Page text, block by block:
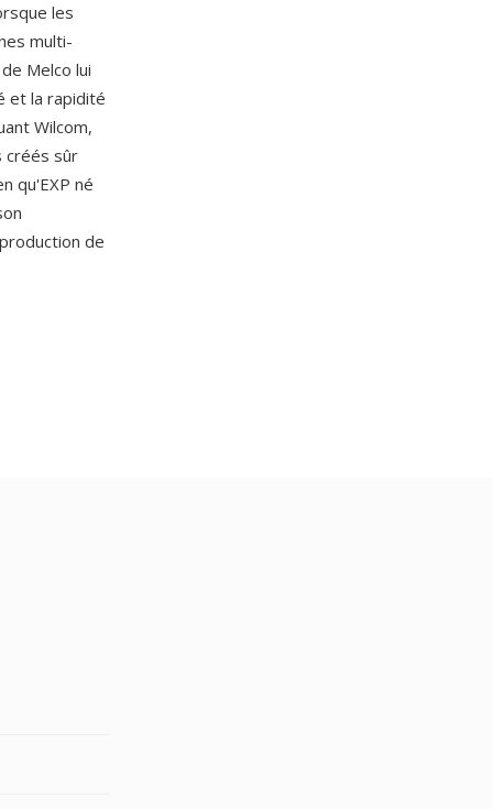
les
multi-
Melco lui
et la rapidité
Wilcom,
créés sûr
qu'EXP né
de